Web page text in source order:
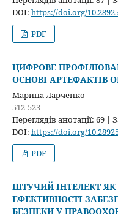
DOI: https://doi.org/
PDF
ЦИФРОВЕ
ОСНОВІ АРТЕФАКТІВ
Марина Ларченко
512-523
Переглядів анотації: 69 |
DOI: https://doi.org/
PDF
ШТУЧИЙ ІНТЕЛЕКТ
ЕФЕКТИВНОСТІ
БЕЗПЕКИ У